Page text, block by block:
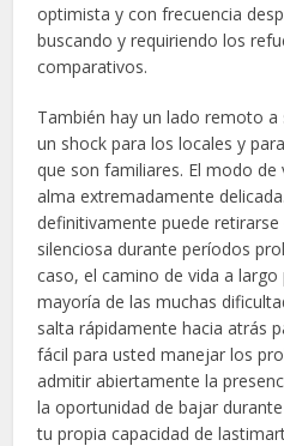
optimista y con frecuencia
buscando y requiriendo los
comparativos.
También hay un lado remoto
un shock para los locales y
que son familiares. El modo de
alma extremadamente
definitivamente puede
silenciosa durante períodos
caso, el camino de vida a
mayoría de las muchas
salta rápidamente hacia atrás
fácil para usted manejar los
admitir abiertamente la
la oportunidad de bajar
tu propia capacidad de